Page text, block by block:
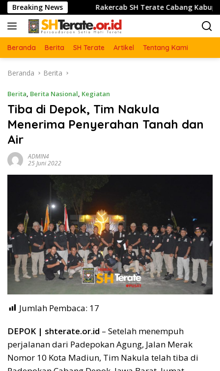
Langsung
ke
konten
Breaking News
Lor Rakercab SH Terate Cabang Kabupatrn
Beranda Berita SH Terate Artikel Tentang Kami
Beranda Berita
Berita, Berita Nasional, Kegiatan
Tiba di Depok, Tim Nakula
Menerima Penyerahan Tanah dan
Air
ADMIN4
25 Juni 2022
Jumlah Pembaca: 17
DEPOK | shterate.or.id – Setelah menempuh
perjalanan dari Padepokan Agung, Jalan Merak
Nomor 10 Kota Madiun, Tim Nakula telah tiba di